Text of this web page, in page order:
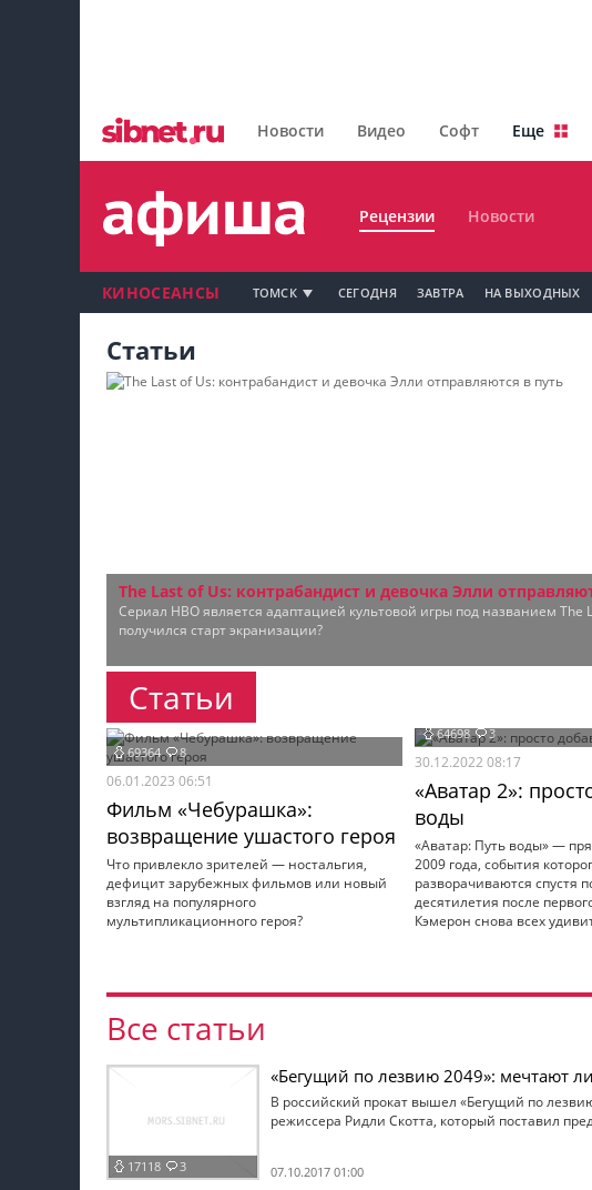
Новости Видео Софт Еще
Рецензии
Новости
Мой профиль на Афише
Мои места
Моя личная афиша
Рецензии Новости
КИНОСЕАНСЫ ТОМСК СЕГОДНЯ ЗАВТРА НА ВЫХОДНЫХ
Статьи
The Last of Us: контрабандист и девочка Элли
Сериал HBO является адаптацией культовой игры под названием The
получился старт экранизации?
Статьи
69364 8
06.01.2023 06:51
Фильм «Чебурашка»:
возвращение ушастого героя
Что привлекло зрителей — ностальгия,
дефицит зарубежных фильмов или новый
взгляд на популярного
мультипликационного героя?
64698 3
30.12.2022 08:17
«Аватар 2»:
воды
«Аватар: Путь воды» —
2009 года, события
разворачиваются спустя
десятилетия после
Кэмерон снова всех
Все статьи
17118 3
«Бегущий по лезвию 2049»: мечтают
В российский прокат вышел «Бегущий по
режиссера Ридли Скотта, который поставил
07.10.2017 01:00